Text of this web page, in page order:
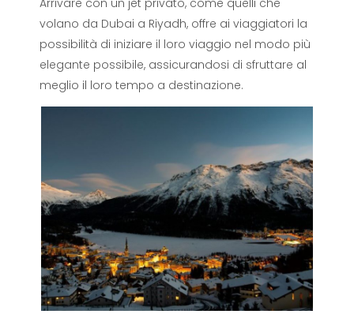
Arrivare con un jet privato, come quelli che
volano da Dubai a Riyadh, offre ai viaggiatori la
possibilità di iniziare il loro viaggio nel modo più
elegante possibile, assicurandosi di sfruttare al
meglio il loro tempo a destinazione.